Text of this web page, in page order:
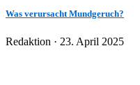
Was verursacht Mundgeruch?
Redaktion · Veröffentlicht
23. April 2025